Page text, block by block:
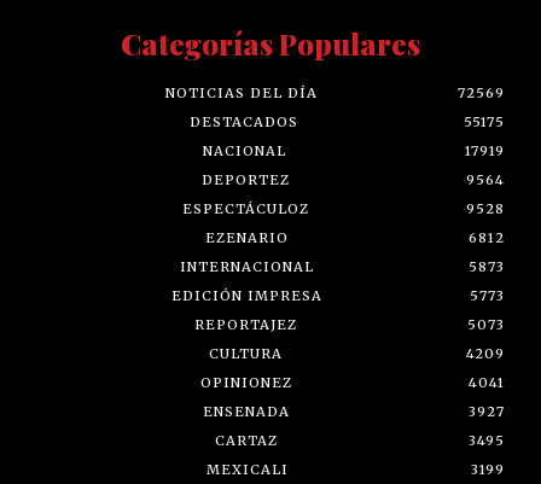
Categorías Populares
NOTICIAS DEL DÍA
72569
DESTACADOS
55175
NACIONAL
17919
DEPORTEZ
9564
ESPECTÁCULOZ
9528
EZENARIO
6812
INTERNACIONAL
5873
EDICIÓN IMPRESA
5773
REPORTAJEZ
5073
CULTURA
4209
OPINIONEZ
4041
ENSENADA
3927
CARTAZ
3495
MEXICALI
3199